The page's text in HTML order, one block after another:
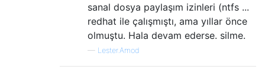
sanal dosya paylaşım izinleri (ntfs ...
redhat ile çalışmıştı, ama yıllar önce
olmuştu. Hala devam ederse. silme.
— Lester.Amod